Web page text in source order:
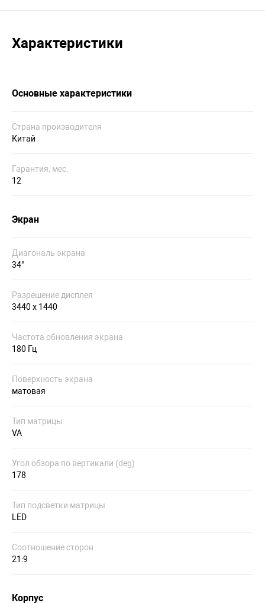
Характеристики
Основные характеристики
Страна производителя
Китай
Гарантия, мес.
12
Экран
Диагональ экрана
34"
Разрешение дисплея
3440 x 1440
Частота обновления экрана
180 Гц
Поверхность экрана
матовая
Тип матрицы
VA
Угол обзора по вертикали (deg)
178
Тип подсветки матрицы
LED
Соотношение сторон
21:9
Корпус